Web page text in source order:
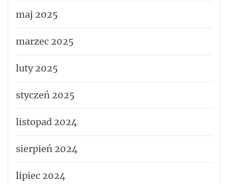
maj 2025
marzec 2025
luty 2025
styczeń 2025
listopad 2024
sierpień 2024
lipiec 2024